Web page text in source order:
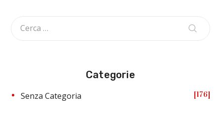
Categorie
Senza Categoria 176